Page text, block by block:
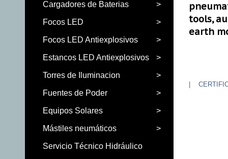
>
Cargadores de Baterias
>
Focos LED
>
Focos LED Antiexplosivos
>
Estancos LED Antiexplosivos
>
Torres de Iluminacion
>
Fuentes de Poder
>
Equipos Solares
>
Mástiles neumáticos
Servicio Técnico Hidráulico
tools,
earth
|